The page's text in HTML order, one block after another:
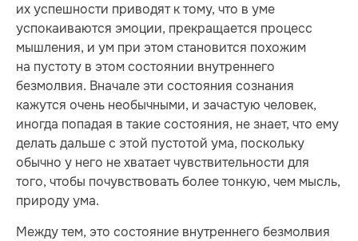
их успешности приводят к тому, что в уме
успокаиваются эмоции, прекращается процесс
мышления, и ум при этом становится похожим
на пустоту в этом состоянии внутреннего
безмолвия. Вначале эти состояния сознания
кажутся очень необычными, и зачастую человек,
иногда попадая в такие состояния, не знает, что ему
делать дальше с этой пустотой ума, поскольку
обычно у него не хватает чувствительности для
того, чтобы почувствовать более тонкую, чем мысль,
природу ума.
Между тем, это состояние внутреннего безмолвия